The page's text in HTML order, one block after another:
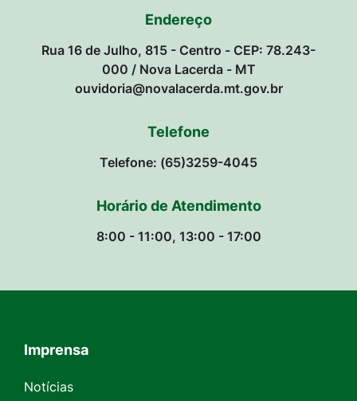
Endereço
Rua 16 de Julho, 815 - Centro - CEP: 78.243-
000 / Nova Lacerda - MT
ouvidoria@novalacerda.mt.gov.br
Telefone
Telefone: (65)3259-4045
Horário de Atendimento
8:00 - 11:00, 13:00 - 17:00
Seção do Rodapé e Contato
Imprensa
Notícias